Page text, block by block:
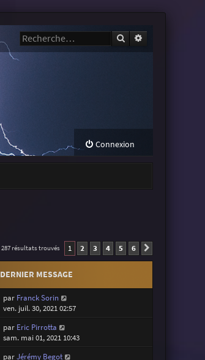
Rechercher
Connexion
287 résultats trouvés 1 2 3 4 5 6
DERNIER MESSAGE
par Franck Sorin
ven. juil. 30, 2021 02:57
par Eric Pirrotta
sam. mai 01, 2021 10:43
parJérémy Begot